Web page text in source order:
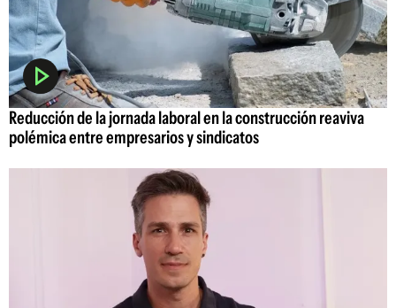
Reducción de la jornada laboral en la construcción reaviva
polémica entre empresarios y sindicatos